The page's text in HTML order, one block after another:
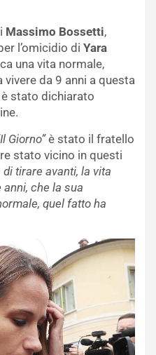
Massimo Bossetti,
l’omicidio di Yara
una vita normale,
da 9 anni a questa
stato dichiarato
Giorno”è stato il fratello
stato vicino in questi
tirare avanti, la vita
anni, che la sua
quel fatto ha